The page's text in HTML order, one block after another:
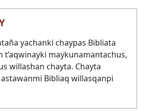
yachanki chaypas Bibliata
t’aqwinayki maykunamantachus,
willashan chayta. Chayta
Bibliaq willasqanpi